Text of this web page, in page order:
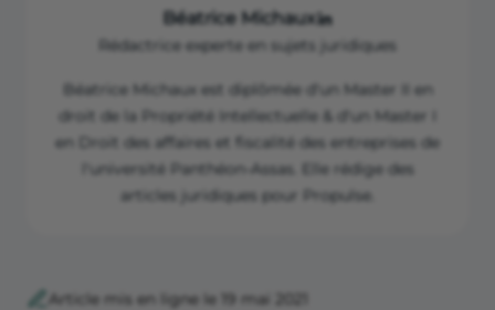
Béatrice Michaux
Rédactrice experte en sujets juridiques
Béatrice Michaux est diplômée d'un Master II en
droit de la Propriété Intellectuelle & d'un Master I
en Droit des affaires et fiscalité des entreprises de
l'université Panthéon-Assas. Elle rédige des
articles juridiques pour Propulse.
Article mis en ligne le 19 mai 2021